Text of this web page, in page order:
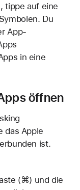
tippe auf eine
Du
App-
in eine
öffnen
das Apple
ist.
(⌘) und die